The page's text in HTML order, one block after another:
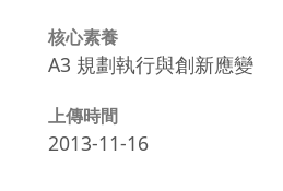
核心素養
A3 規劃執行與創新應變
上傳時間
2013-11-16